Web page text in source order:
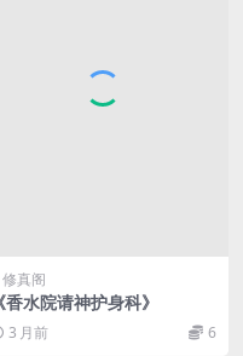
修真阁
《香水院请神护身科》
3 月前 6